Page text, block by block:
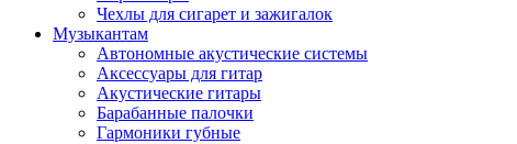
Чехлы для сигарет и зажигалок
Музыкантам
Автономные акустические системы
Аксессуары для гитар
Акустические гитары
Барабанные палочки
Гармоники губные